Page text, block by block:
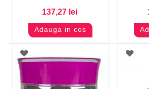
137,27 lei
Adauga in cos